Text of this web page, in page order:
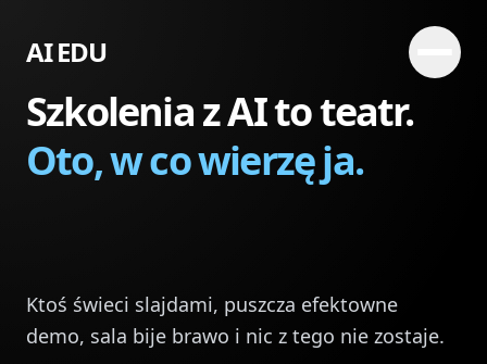
AI EDU
Szkolenia z AI to teatr.
Oto, w co wierzę ja.
Ktoś świeci slajdami, puszcza efektowne
demo, sala bije brawo i nic z tego nie zostaje.